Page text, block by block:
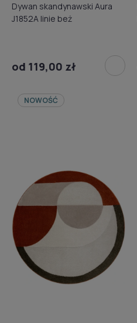
Dywan skandynawski Aura
J1852A linie beż
od 119,00 zł
NOWOŚĆ